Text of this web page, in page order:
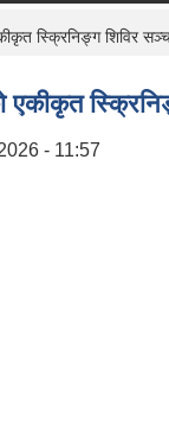
स्क्रिनिङ्‍ग शिविर
एकीकृत
- 11:57